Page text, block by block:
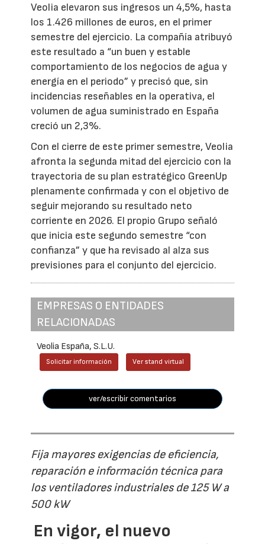
Veolia elevaron sus ingresos un 4,5%, hasta
los 1.426 millones de euros, en el primer
semestre del ejercicio. La compañía atribuyó
este resultado a “un buen y estable
comportamiento de los negocios de agua y
energía en el periodo” y precisó que, sin
incidencias reseñables en la operativa, el
volumen de agua suministrado en España
creció un 2,3%.
Con el cierre de este primer semestre, Veolia
afronta la segunda mitad del ejercicio con la
trayectoria de su plan estratégico GreenUp
plenamente confirmada y con el objetivo de
seguir mejorando su resultado neto
corriente en 2026. El propio Grupo señaló
que inicia este segundo semestre “con
confianza” y que ha revisado al alza sus
previsiones para el conjunto del ejercicio.
EMPRESAS O ENTIDADES
RELACIONADAS
Veolia España, S.L.U.
Solicitar información Ver stand virtual
ver/escribir comentarios
Fija mayores exigencias de eficiencia,
reparación e información técnica para
los ventiladores industriales de 125 W a
500 kW
En vigor, el nuevo